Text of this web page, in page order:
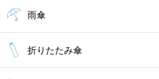
雨傘
折りたたみ傘